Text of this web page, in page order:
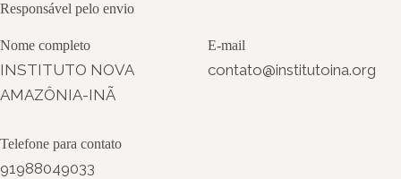
Responsável pelo envio
Nome completo
INSTITUTO NOVA
AMAZÔNIA-INÃ
Telefone para contato
91988049033
E-mail
contato@institutoina.org